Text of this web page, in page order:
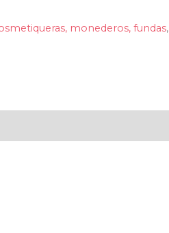
monederos, fundas,